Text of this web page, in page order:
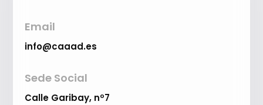
Email
info@caaad.es
Sede Social
Calle Garibay, nº7